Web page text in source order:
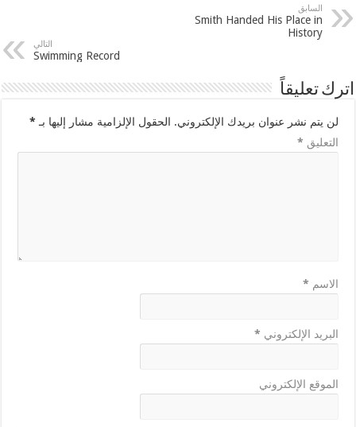
السابق
Smith Handed His Place in
History
التالي
Swimming Record
اترك تعليقاً
لن يتم نشر عنوان بريدك الإلكتروني. الحقول الإلزامية مشار إليها بـ *
التعليق *
الاسم *
البريد الإلكتروني *
الموقع الإلكتروني